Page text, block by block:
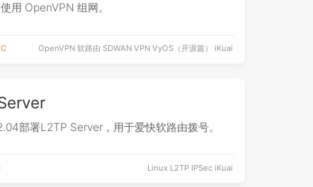
用 OpenVPN 组网。
OpenVPN 软路由 SDWAN VPN VyOS（开源篇） iKuai
部署L2TP Server，用于爱快软路由拨号。
Linux L2TP IPSec iKuai